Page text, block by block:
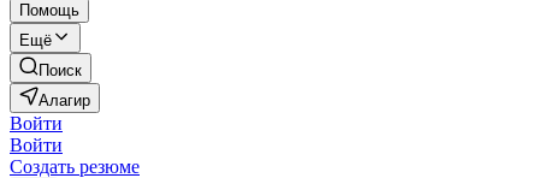
Помощь
Ещё
Поиск
Алагир
Войти
Войти
Создать резюме